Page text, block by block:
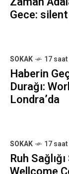
Gece:
SOKAK 17
Haberin
Durağı:
Londra’da
SOKAK 17
Ruh